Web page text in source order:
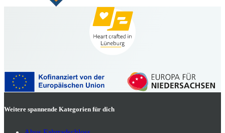
Weitere spannende Kategorien für dich